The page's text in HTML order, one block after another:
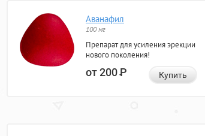
Аванафил
100 мг
Препарат для усиления эрекции
нового поколения!
от 200Р Купить